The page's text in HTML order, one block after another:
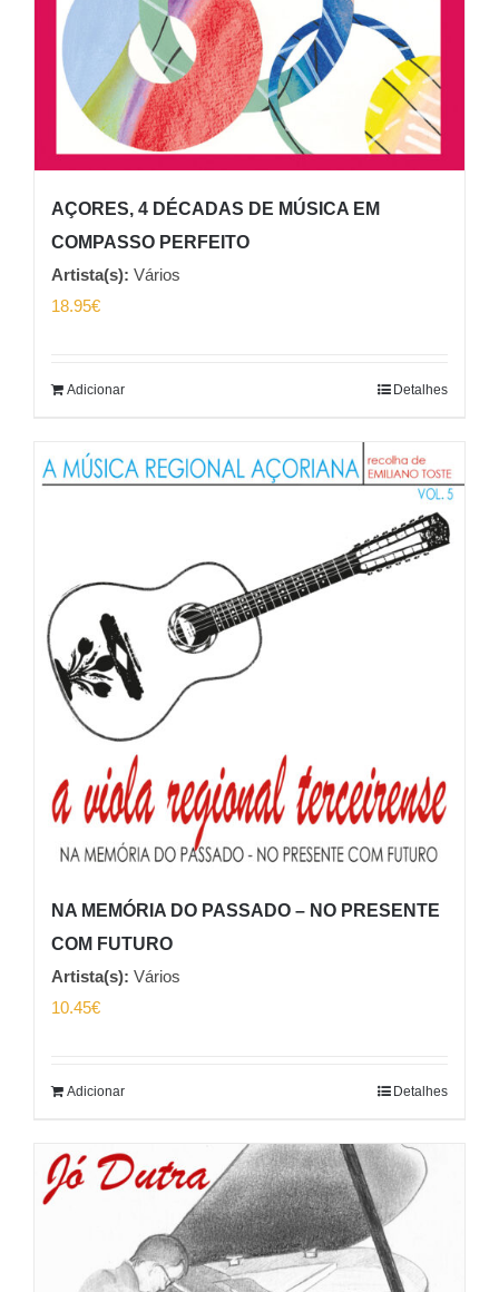
AÇORES, 4 DÉCADAS DE MÚSICA EM
COMPASSO PERFEITO
Artista(s): Vários
18.95€
Adicionar Detalhes
NA MEMÓRIA DO PASSADO – NO PRESENTE
COM FUTURO
Artista(s): Vários
10.45€
Adicionar Detalhes